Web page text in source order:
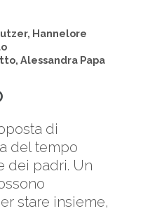
Hannelore
Alessandra Papa
di
del tempo
dei padri. Un
stare insieme,